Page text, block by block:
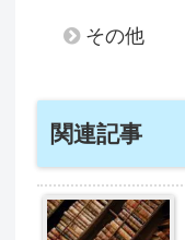
その他
関連記事